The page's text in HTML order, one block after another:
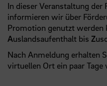
In dieser Veranstaltung der
informieren wir über
Promotion genutzt werden
Auslandsaufenthalt bis Z
Nach Anmeldung erhalten
virtuellen Ort ein paar Tage